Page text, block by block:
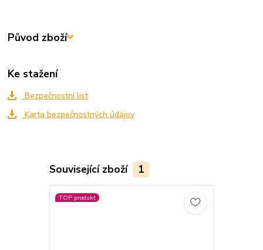
Původ zboží
Ke stažení
Bezpečnostní list
Karta bezpečnostných údajov
Související zboží 1
TOP produkt